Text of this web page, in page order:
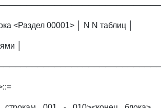
<Раздел 00001> │ N N таблиц │
│